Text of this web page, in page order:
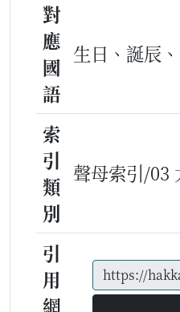
對
應
國
語
生日、誕辰
索
引
類
別
聲母索引/03
引
用
網